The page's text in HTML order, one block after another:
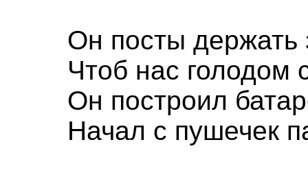
Он посты держать
Чтоб нас голодом
Он построил
Начал с пушечек